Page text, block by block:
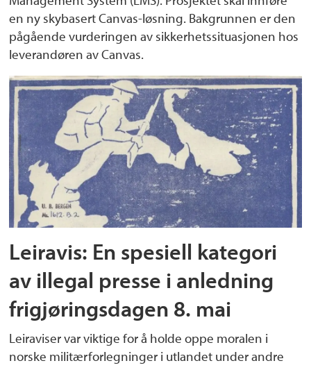
en ny skybasert Canvas-løsning. Bakgrunnen er den
pågående vurderingen av sikkerhetssituasjonen hos
leverandøren av Canvas.
Leiravis: En spesiell kategori
av illegal presse i anledning
frigjøringsdagen 8. mai
Leiraviser var viktige for å holde oppe moralen i
norske militærforlegninger i utlandet under andre